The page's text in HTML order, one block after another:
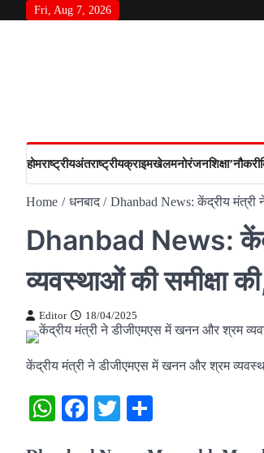
Fri, Aug 7, 2026
होमराष्‍ट्रीयअंतराष्‍ट्रीयक्राइमखेलमनोरंजनशिक्षा’नौकरी
Home धनबाद Dhanbad News: केंद्रीय मंत्री
Dhanbad News:
व्यवस्थाओं की समीक्षा
Editor 18/04/2025
केंद्रीय मंत्री ने डीजीएमएस में खनन और श्रम
WhatsApp
Facebook
Twitter